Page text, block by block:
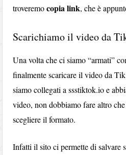
troveremocopia link, che è
Scarichiamo il video da
Una volta che ci siamo “armati”
finalmente scaricare il video da
siamo collegati a ssstiktok.io e
video, non dobbiamo fare altro
scegliere il formato.
Infatti il sito ci permette di salvare